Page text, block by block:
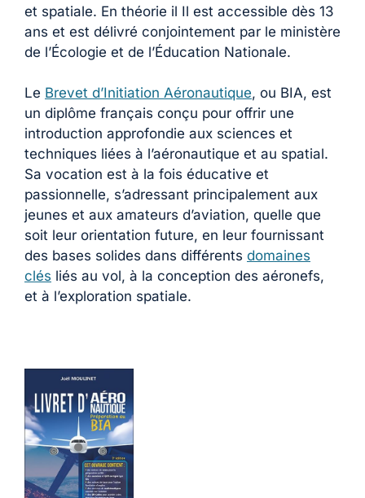
et spatiale. En théorie il Il est accessible dès 13
ans et est délivré conjointement par le ministère
de l’Écologie et de l’Éducation Nationale​​.
Le Brevet d’Initiation Aéronautique, ou BIA, est
un diplôme français conçu pour offrir une
introduction approfondie aux sciences et
techniques liées à l’aéronautique et au spatial.
Sa vocation est à la fois éducative et
passionnelle, s’adressant principalement aux
jeunes et aux amateurs d’aviation, quelle que
soit leur orientation future, en leur fournissant
des bases solides dans différents domaines
clés liés au vol, à la conception des aéronefs,
et à l’exploration spatiale.